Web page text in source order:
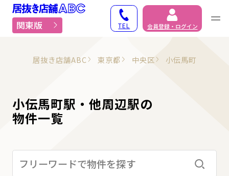
居抜き物件・貸店舗で
関東版 TEL 会員登録・ログイン
居抜き店舗ABC 東京都 中央区 小伝馬町
小伝馬町駅・他周辺駅の
物件一覧
検索す